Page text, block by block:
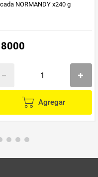
NORMANDY x240 g
8000
Agregar